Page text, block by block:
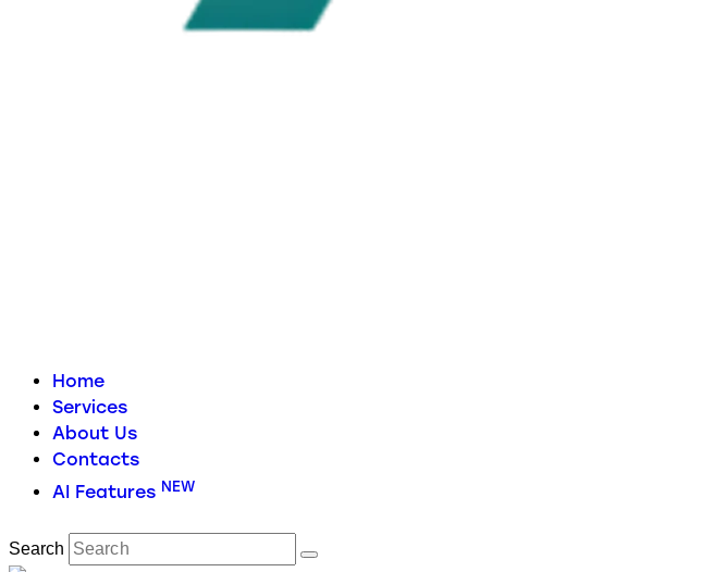
Home
Services
About Us
Contacts
AI Features NEW
Search